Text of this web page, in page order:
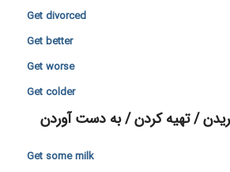
Get divorced
Get better
Get worse
Get colder
Get some milk